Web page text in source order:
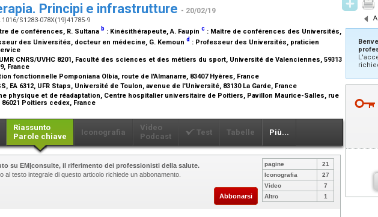
Principi e infrastrutture - 20/02/19
S1283-078X(19)41785-9
de conférences, R. Sultana b : Kinésithérapeute, A. Faupin c : Maître de conférences des Universités,
des Universités, docteur en médecine, G. Kemoun d : Professeur des Universités, praticien
CNRS/UVHC 8201, Faculté des sciences et des métiers du sport, Université de Valenciennes, 59313
France
fonctionnelle Pomponiana Olbia, route de l'Almanarre, 83407 Hyères, France
EA 6312, UFR Staps, Université de Toulon, avenue de l'Université, 83130 La Garde, France
physique et de réadaptation, Centre hospitalier universitaire de Poitiers, Pavillon Maurice-Salles, rue
86021 Poitiers cedex, France
Riassunto
Parole chiave
Iconografia
Video
Podcast
Test Tabelle Più...
su EM|consulte, il riferimento dei professionisti della salute.
al testo integrale di questo articolo richiede un abbonamento.
Abbonarsi
pagine
21
Iconografia
27
Video
7
Altro
1